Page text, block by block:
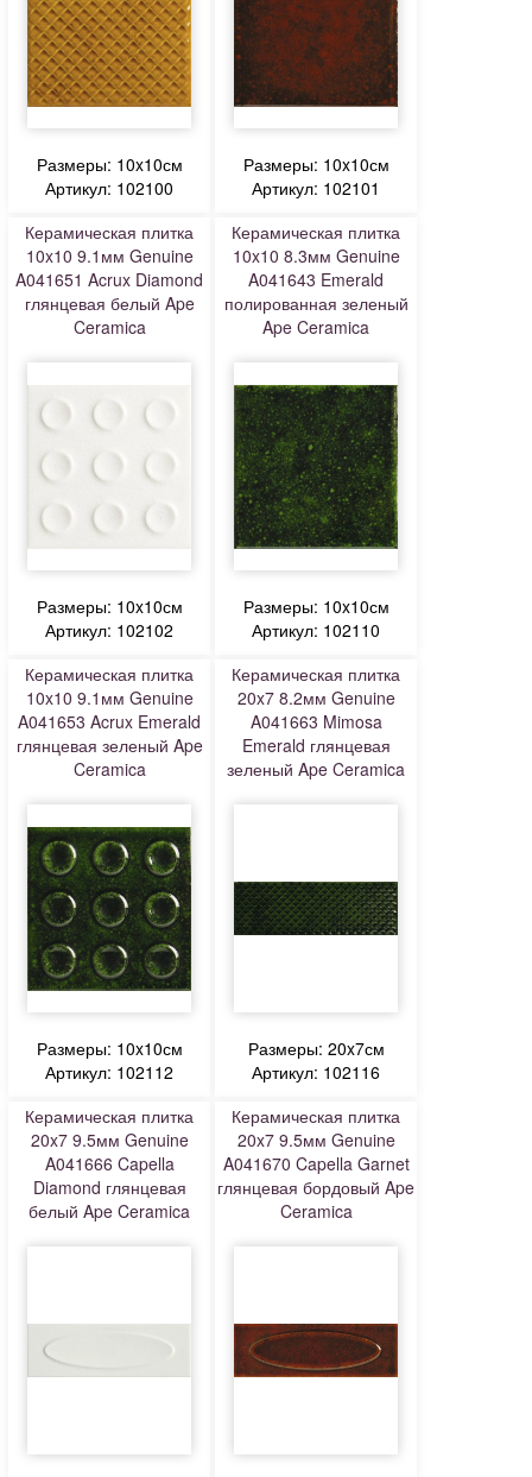
Размеры: 10x10см
Артикул: 102100
Размеры: 10x10см
Артикул: 102101
Керамическая плитка
10x10 9.1мм Genuine
A041651 Acrux Diamond
глянцевая белый Ape
Ceramica
Размеры: 10x10см
Артикул: 102102
Керамическая плитка
10x10 8.3мм Genuine
A041643 Emerald
полированная зеленый
Ape Ceramica
Размеры: 10x10см
Артикул: 102110
Керамическая плитка
10x10 9.1мм Genuine
A041653 Acrux Emerald
глянцевая зеленый Ape
Ceramica
Размеры: 10x10см
Артикул: 102112
Керамическая плитка
20x7 8.2мм Genuine
A041663 Mimosa
Emerald глянцевая
зеленый Ape Ceramica
Размеры: 20x7см
Артикул: 102116
Керамическая плитка
20x7 9.5мм Genuine
A041666 Capella
Diamond глянцевая
белый Ape Ceramica
Керамическая плитка
20x7 9.5мм Genuine
A041670 Capella Garnet
глянцевая бордовый Ape
Ceramica